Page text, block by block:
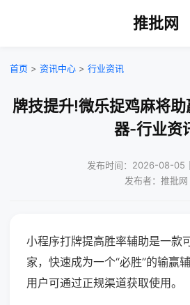
推批网
首页 > 资讯中心 > 行业资讯
牌技提升!微乐捉鸡麻将
器-行业资
发布时间：2026-08-05
发布者：推批网
小程序打牌提高胜率辅助是一款
家，快速成为一个“必胜”的输赢
用户可通过正规渠道获取使用。